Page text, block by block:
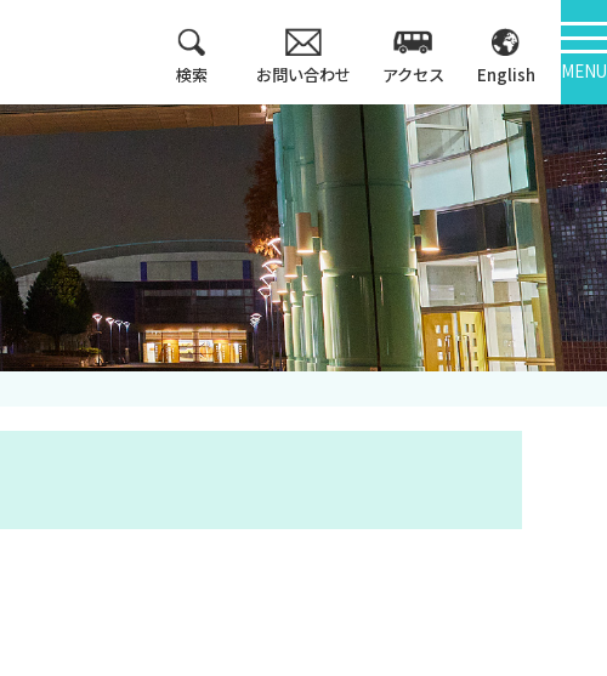
検索 お問い合わせ アクセス English MENU
教育方針
3つのポリシー
アセスメントポリシ
ー
カリキュラム・マッ
プ等
キャンパス紹介
情報公開
大学機関別認証評価
内部質保証
中期計画